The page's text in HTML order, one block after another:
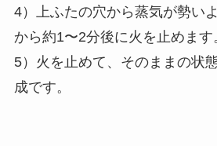
4）上ふたの穴から蒸気が勢い
から約1〜2分後に火を止めます
5）火を止めて、そのままの状
成です。